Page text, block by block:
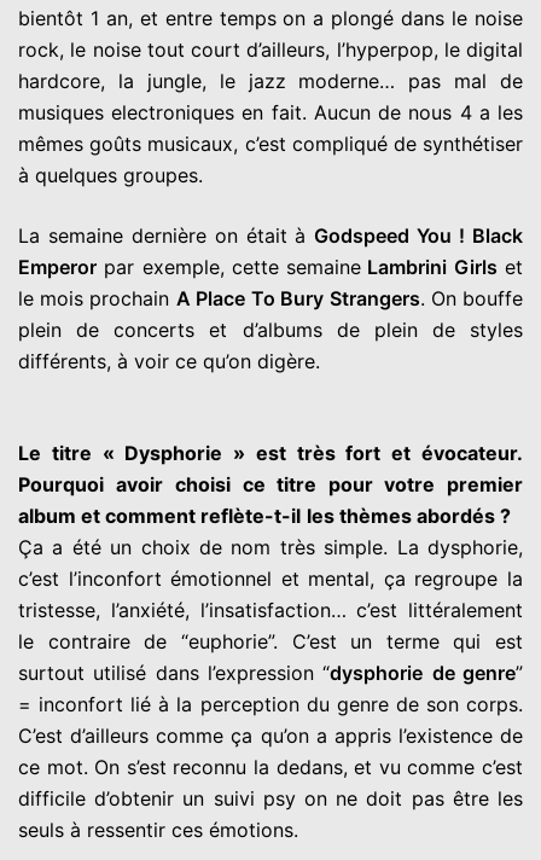
bientôt 1 an, et entre temps on a plongé dans le noise
rock, le noise tout court d’ailleurs, l’hyperpop, le digital
hardcore, la jungle, le jazz moderne… pas mal de
musiques electroniques en fait. Aucun de nous 4 a les
mêmes goûts musicaux, c’est compliqué de synthétiser
à quelques groupes.
La semaine dernière on était àGodspeed You ! Black
Emperor par exemple, cette semaine Lambrini Girls et
le mois prochain A Place To Bury Strangers. On bouffe
plein de concerts et d’albums de plein
de styles
différents, à voir ce qu’on digère.
Le titre « Dysphorie » est très fort et évocateur.
Pourquoi avoir choisi ce titre pour votre premier
album et comment reflète-t-il les thèmes abordés ?
Ça a été un choix de nom très simple. La dysphorie,
c’est l’inconfort émotionnel et mental, ça regroupe la
tristesse, l’anxiété, l’insatisfaction… c’est littéralement
le contraire de “euphorie”.
C’est un terme qui est
surtout utilisé dans l’expression “dysphorie de genre”
= inconfort lié à la perception du genre de son corps.
C’est d’ailleurs comme ça qu’on a appris l’existence de
ce mot. On s’est reconnu la dedans, et vu comme c’est
difficile d’obtenir un suivi psy on ne doit pas être les
seuls à ressentir ces émotions.